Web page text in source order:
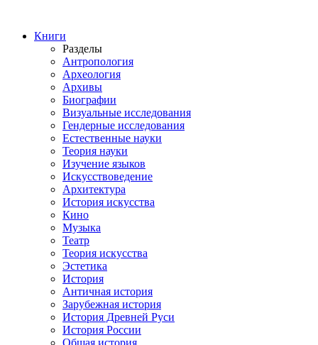
Книги
Разделы
Антропология
Археология
Архивы
Биографии
Визуальные исследования
Гендерные исследования
Естественные науки
Теория науки
Изучение языков
Искусствоведение
Архитектура
История искусства
Кино
Музыка
Театр
Теория искусства
Эстетика
История
Античная история
Зарубежная история
История Древней Руси
История России
Общая история